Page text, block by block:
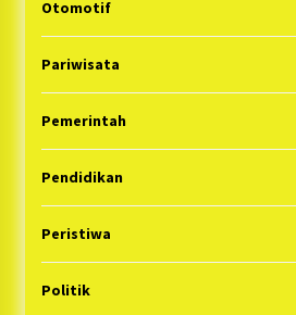
Otomotif
Pariwisata
Pemerintah
Pendidikan
Peristiwa
Politik